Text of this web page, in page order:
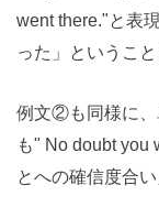
went there."と表
った」というこ
例文②も同様に、
も" No doubt you
とへの確信度合